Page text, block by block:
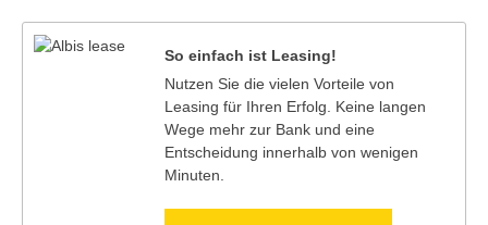
So einfach ist Leasing!
Nutzen Sie die vielen Vorteile von
Leasing für Ihren Erfolg. Keine langen
Wege mehr zur Bank und eine
Entscheidung innerhalb von wenigen
Minuten.